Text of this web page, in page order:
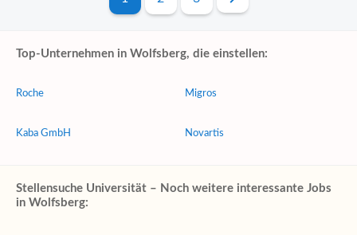
Top-Unternehmen in Wolfsberg, die einstellen:
Roche
Kaba GmbH
Migros
Novartis
Stellensuche Universität – Noch weitere interessante Jobs
in Wolfsberg: